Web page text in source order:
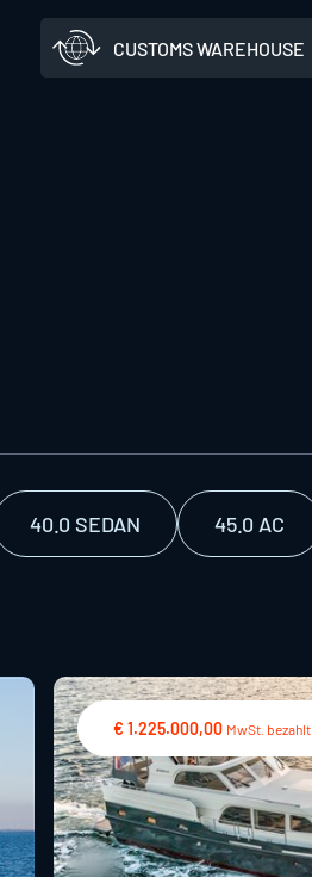
CUSTOMS WAREHOUSE
40.0 SEDAN 45.0 AC
€ 1.225.000,00 MwSt. bezahlt